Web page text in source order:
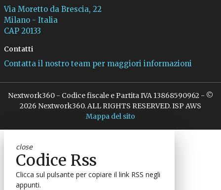
Via Moretto da Brescia, 22
Milano - Italia
CAP 20133
Contatti
Contatta il nostro team per maggiori informazioni
Nextwork360 - Codice fiscale e Partita IVA 13868590962 - ©
2026 Nextwork360. ALL RIGHTS RESERVED. ISP AWS
Mappa del sito
close
Codice Rss
Clicca sul pulsante per copiare il link RSS negli
appunti.